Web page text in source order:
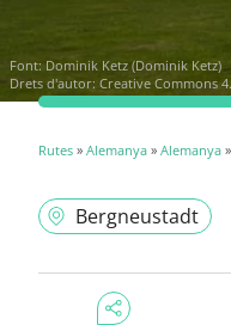
Font: Dominik Ketz (Dominik Ketz)
Drets d'autor: Creative Commons
Rutes » Alemanya » Alemanya »
Bergneustadt